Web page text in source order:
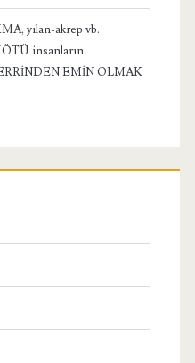
yılan-akrep vb.
insanların
EMİN OLMAK